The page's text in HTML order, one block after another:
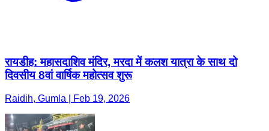
रायडीह: महासदाशिव मंदिर, मरदा में कलश यात्रा के साथ दो
दिवसीय 8वां वार्षिक महोत्सव शुरू
Raidih, Gumla | Feb 19, 2026